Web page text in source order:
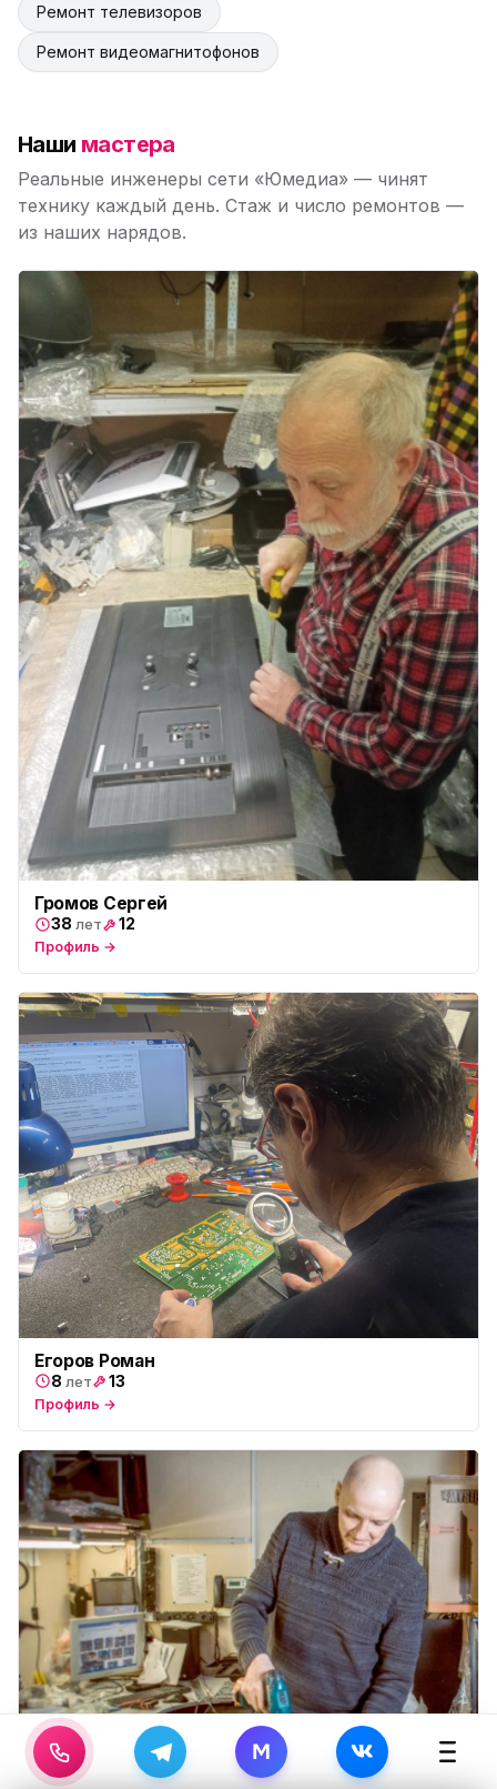
Ремонт телевизоров
Ремонт видеомагнитофонов
Наши мастера
Реальные инженеры сети «Юмедиа» — чинят
технику каждый день. Стаж и число ремонтов —
из наших нарядов.
Громов Сергей
38 лет 12
Профиль →
Егоров Роман
8 лет 13
Профиль →
M